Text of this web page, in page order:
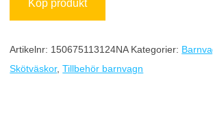
Köp produkt
Artikelnr: 150675113124NA Kategorier:
Skötväskor,Tillbehör barnvagn